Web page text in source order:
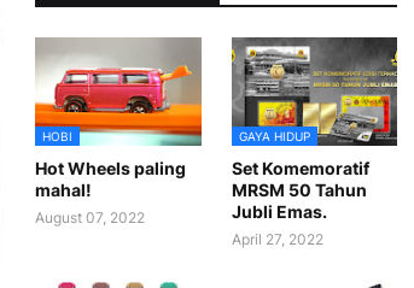
HOBI
Hot Wheels paling
mahal!
August 07, 2022
GAYA HIDUP
Set Komemoratif
MRSM 50 Tahun
Jubli Emas.
April 27, 2022